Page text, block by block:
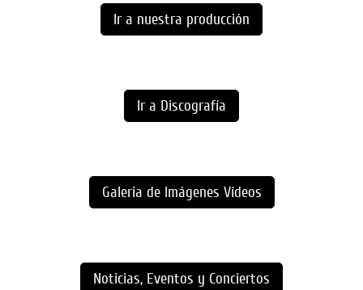
Ir a nuestra producción
Ir a Discografía
Galeria de Imágenes Vídeos
Noticias, Eventos y Conciertos